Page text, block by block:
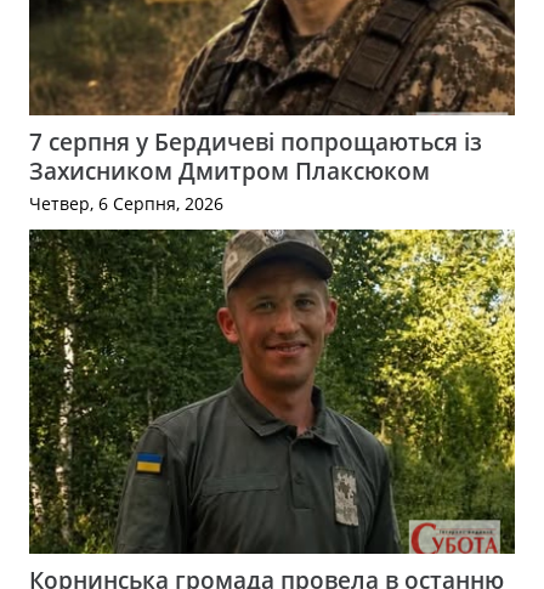
7 серпня у Бердичеві попрощаються із
Захисником Дмитром Плаксюком
Четвер, 6 Серпня, 2026
Корнинська громада провела в останню